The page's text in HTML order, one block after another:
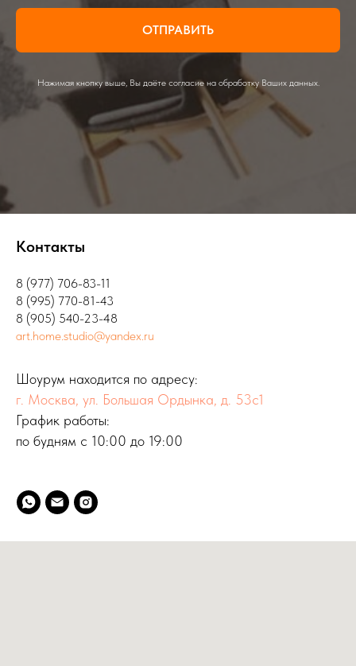
ОТПРАВИТЬ
Нажимая кнопку выше, Вы даёте согласие на обработку Ваших данных.
Контакты
8 (977) 706-83-11
8 (995) 770-81-43
8 (905) 540-23-48
art.home.studio@yandex.ru
Шоурум находится по адресу:
г. Москва, ул. Большая Ордынка, д. 53с1
График работы:
по будням с 10:00 до 19:00